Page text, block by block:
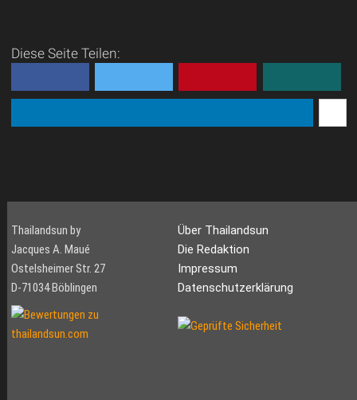
Diese Seite Teilen:
Thailandsun by
Jacques A. Maué
Ostelsheimer Str. 27
D-71034 Böblingen
Über Thailandsun
Die Redaktion
Impressum
Datenschutzerklärung